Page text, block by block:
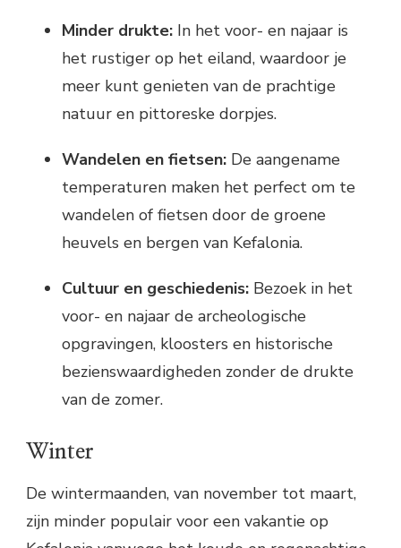
Minder drukte: In het voor- en najaar is
het rustiger op het eiland, waardoor je
meer kunt genieten van de prachtige
natuur en pittoreske dorpjes.
Wandelen en fietsen: De aangename
temperaturen maken het perfect om te
wandelen of fietsen door de groene
heuvels en bergen van Kefalonia.
Cultuur en geschiedenis: Bezoek in het
voor- en najaar de archeologische
opgravingen, kloosters en historische
bezienswaardigheden zonder de drukte
van de zomer.
Winter
De wintermaanden, van november tot maart,
zijn minder populair voor een vakantie op